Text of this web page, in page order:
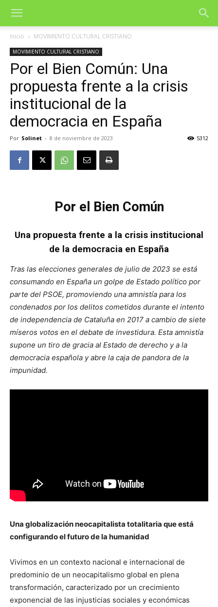
Inicio MOVIMIENTO CULTURAL CRISTIANO
MOVIMIENTO CULTURAL CRISTIANO
Por el Bien Común: Una
propuesta frente a la crisis
institucional de la
democracia en España
Por Solinet - 8 de noviembre de 2023 5312
Por el Bien Común
Una propuesta frente a la crisis institucional
de la democracia en España
Tras las elecciones generales de julio de 2023 se está
consumando en España un golpe de Estado político por
parte del PSOE, promoviendo una amnistía para los
condenados por los delitos cometidos durante el intento
de independencia de Cataluña en 2017 a cambio de siete
míseros votos en el debate de investidura. Esta amnistía
supone un tiro de gracia al Estado de derecho y a la
democracia española y abre la caja de pandora de la
impunidad.
Una globalización neocapitalista totalitaria que está
configurando el futuro de la humanidad
Vivimos en un contexto nacional e internacional de
predominio de un neocapitalismo global en plena
transformación, caracterizado por un crecimiento
exponencial de las injusticias sociales y económicas